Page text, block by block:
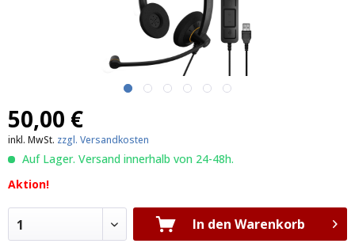
50,00 €
inkl. MwSt. zzgl. Versandkosten
Auf Lager. Versand innerhalb von 24-48h.
Aktion!
1 In den Warenkorb